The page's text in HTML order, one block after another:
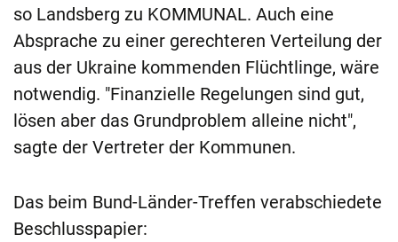
so Landsberg zu KOMMUNAL. Auch eine
Absprache zu einer gerechteren Verteilung der
aus der Ukraine kommenden Flüchtlinge, wäre
notwendig. "Finanzielle Regelungen sind gut,
lösen aber das Grundproblem alleine nicht",
sagte der Vertreter der Kommunen.
Das beim Bund-Länder-Treffen verabschiedete
Beschlusspapier: